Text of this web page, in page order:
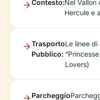
Contesto:Nel Vallon
Hercule e
Trasporto
Pubblico:
Le linee
Lovers)
Parcheggio